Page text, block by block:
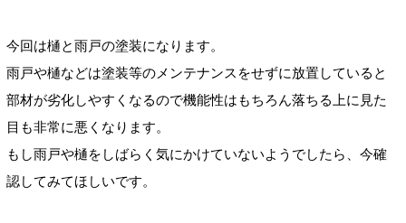
今回は樋と雨戸の塗装になります。
雨戸や樋などは塗装等のメンテナンスをせずに放置していると
部材が劣化しやすくなるので機能性はもちろん落ちる上に見た
目も非常に悪くなります。
もし雨戸や樋をしばらく気にかけていないようでしたら、今確
認してみてほしいです。